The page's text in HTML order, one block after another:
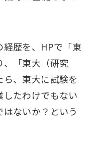
経歴を、HPで「東
、「東大（研究
、東大に試験を
たわけでもない
ないか？という